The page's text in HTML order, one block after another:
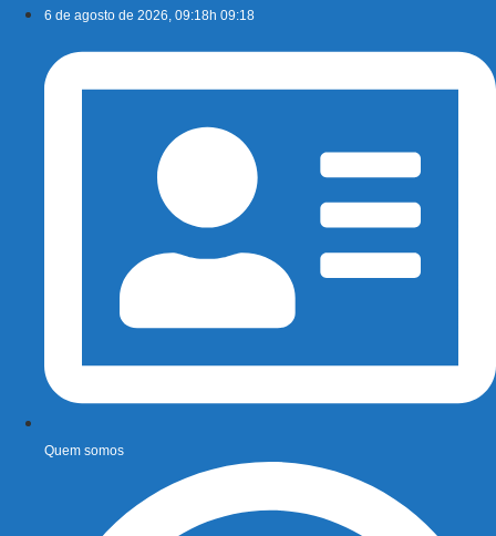
conteúdo
6 de agosto de 2026, 09:18h 09:18
Quem somos